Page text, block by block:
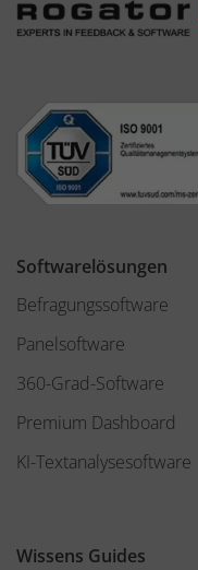
Softwarelösungen
Befragungssoftware
Panelsoftware
360-Grad-Software
Premium Dashboard
KI-Textanalysesoftware
Wissens Guides